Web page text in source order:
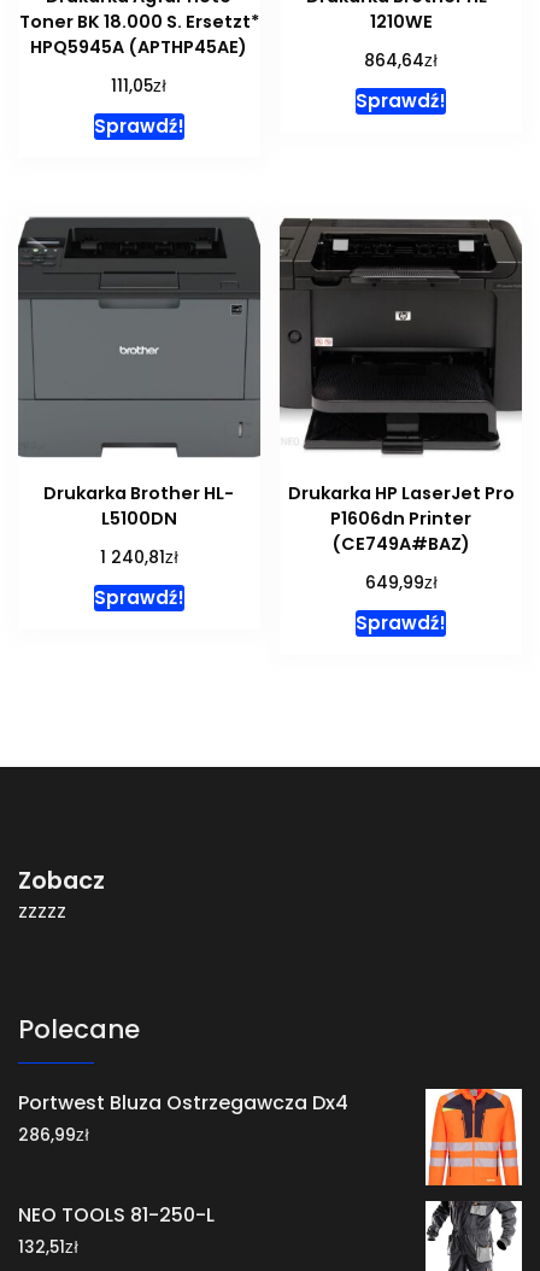
Toner BK 18.000 S. Ersetzt*
HPQ5945A (APTHP45AE)
111,05zł
Sprawdź!
1210WE
864,64zł
Sprawdź!
Drukarka Brother HL-
L5100DN
1 240,81zł
Sprawdź!
Drukarka HP LaserJet Pro
P1606dn Printer
(CE749A#BAZ)
649,99zł
Sprawdź!
Zobacz
zzzzz
Polecane
Portwest Bluza Ostrzegawcza Dx4
286,99zł
NEO TOOLS 81-250-L
132,51zł